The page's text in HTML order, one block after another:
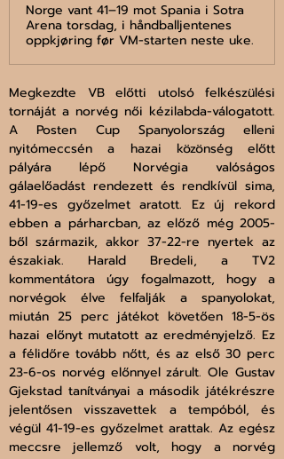
Norge vant 41–19 mot Spania i Sotra
Arena torsdag, i håndballjentenes
oppkjøring før VM-starten neste uke.
Megkezdte VB előtti utolsó felkészülési
tornáját a norvég női kézilabda-válogatott.
A Posten Cup Spanyolország elleni
nyitómeccsén a hazai közönség előtt
pályára lépő Norvégia valóságos
gálaelőadást rendezett és rendkívül sima,
41-19-es győzelmet aratott. Ez új rekord
ebben a párharcban, az előző még 2005-
ből származik, akkor 37-22-re nyertek az
északiak. Harald Bredeli, a TV2
kommentátora úgy fogalmazott, hogy a
norvégok élve felfalják a spanyolokat,
miután 25 perc játékot követően 18-5-ös
hazai előnyt mutatott az eredményjelző. Ez
a félidőre tovább nőtt, és az első 30 perc
23-6-os norvég előnnyel zárult. Ole Gustav
Gjekstad tanítványai a második játékrészre
jelentősen visszavettek a tempóból, és
végül 41-19-es győzelmet arattak. Az egész
meccsre jellemző volt, hogy a norvég